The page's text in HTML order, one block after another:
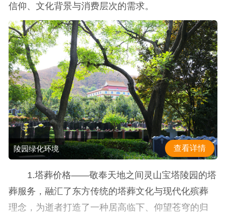
信仰、文化背景与消费层次的需求。
陵园绿化环境 查看详情
1.塔葬价格——敬奉天地之间灵山宝塔陵园的塔
葬服务，融汇了东方传统的塔葬文化与现代化殡葬
理念，为逝者打造了一种居高临下、仰望苍穹的归